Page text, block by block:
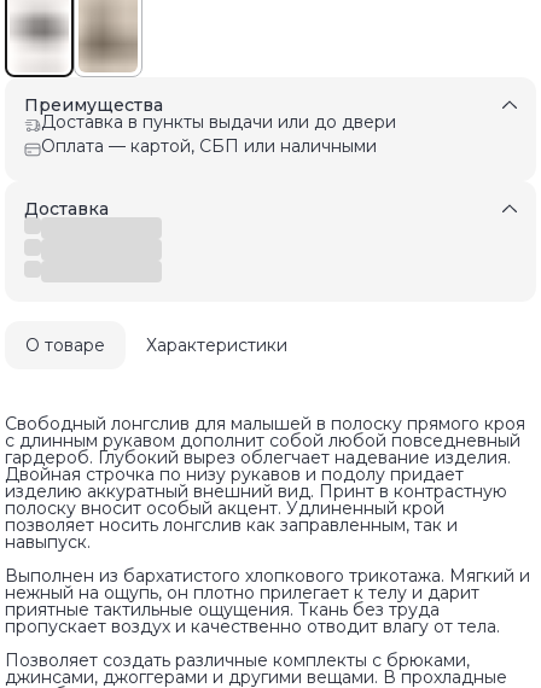
Преимущества
Доставка в пункты выдачи или до двери
Оплата — картой, СБП или наличными
Доставка
О товаре Характеристики
Свободный лонгслив для малышей в полоску прямого кроя
с длинным рукавом дополнит собой любой повседневный
гардероб. Глубокий вырез облегчает надевание изделия.
Двойная строчка по низу рукавов и подолу придает
изделию аккуратный внешний вид. Принт в контрастную
полоску вносит особый акцент. Удлиненный крой
позволяет носить лонгслив как заправленным, так и
навыпуск.
Выполнен из бархатистого хлопкового трикотажа. Мягкий и
нежный на ощупь, он плотно прилегает к телу и дарит
приятные тактильные ощущения. Ткань без труда
пропускает воздух и качественно отводит влагу от тела.
Позволяет создать различные комплекты с брюками,
джинсами, джоггерами и другими вещами. В прохладные